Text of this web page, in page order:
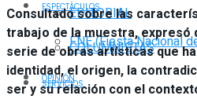
EDITORIAL
COLUMNISTAS
SERVICIOS
ESPECTÁCULOS
FNE (Fiesta Nacional
OPINIÓN
Consultado sobre las
trabajo de la muestra, expresó
serie de obras artísticas que
identidad, el origen, la
ser y su relación con el